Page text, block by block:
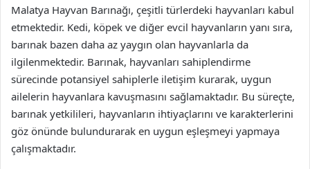
Malatya Hayvan Barınağı, çeşitli türlerdeki hayvanları kabul
etmektedir. Kedi, köpek ve diğer evcil hayvanların yanı sıra,
barınak bazen daha az yaygın olan hayvanlarla da
ilgilenmektedir. Barınak, hayvanları sahiplendirme
sürecinde potansiyel sahiplerle iletişim kurarak, uygun
ailelerin hayvanlara kavuşmasını sağlamaktadır. Bu süreçte,
barınak yetkilileri, hayvanların ihtiyaçlarını ve karakterlerini
göz önünde bulundurarak en uygun eşleşmeyi yapmaya
çalışmaktadır.